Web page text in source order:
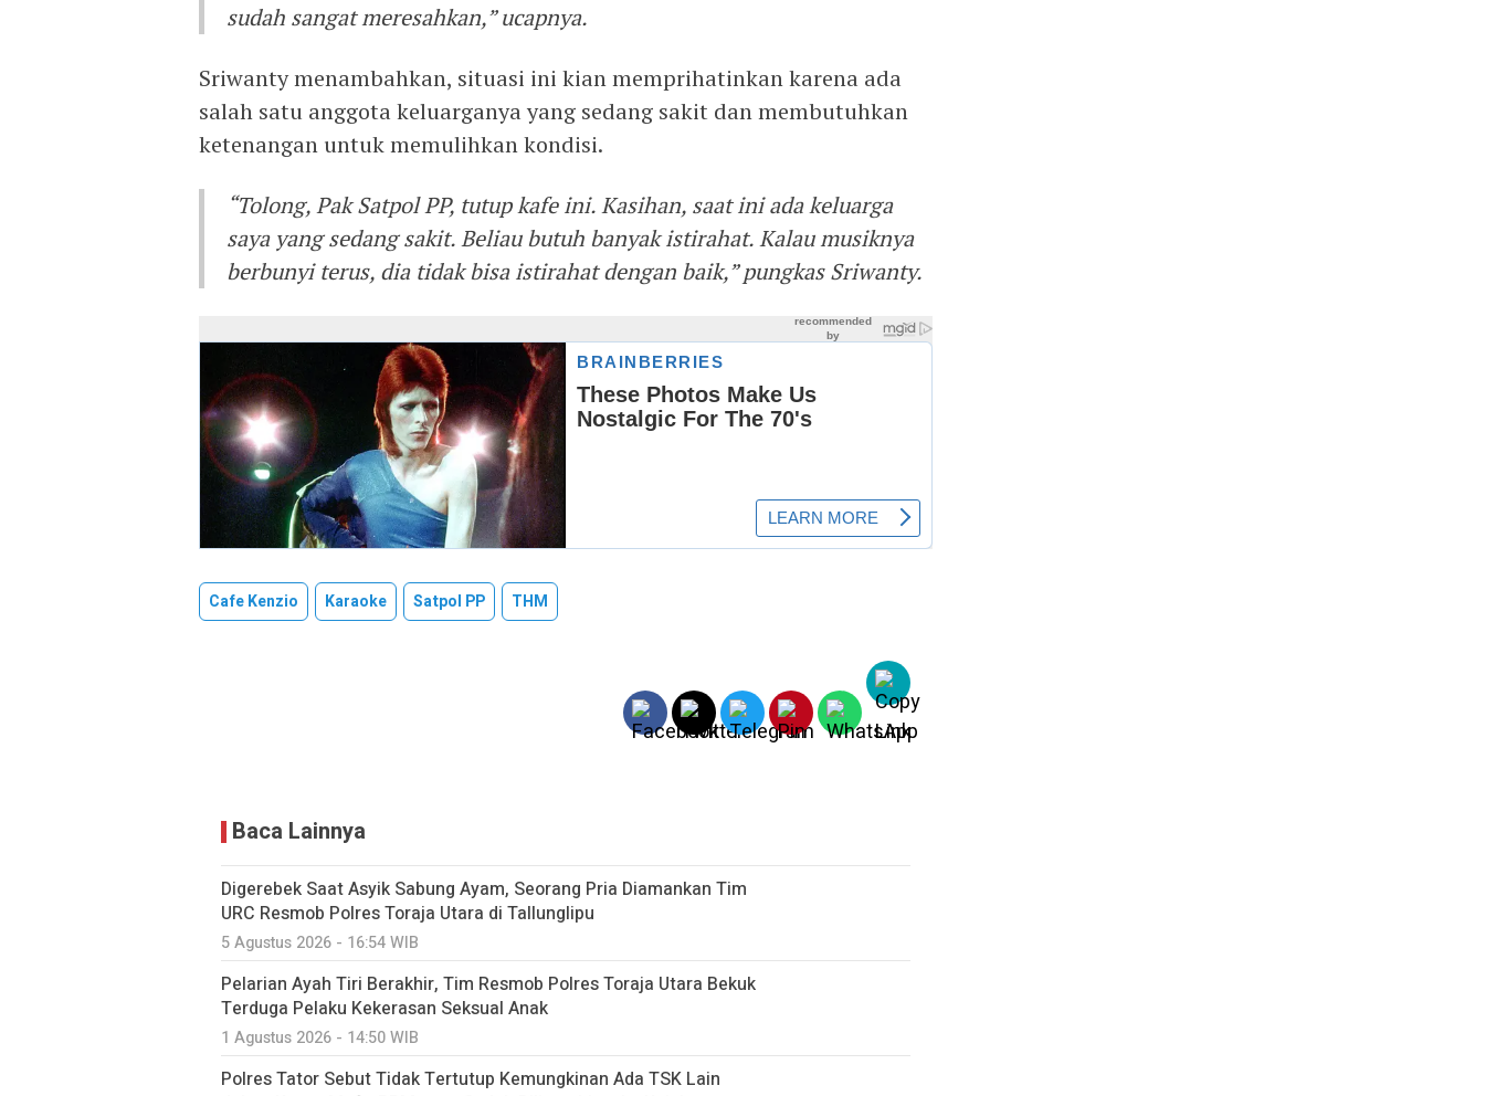
sudah sangat meresahkan,” ucapnya.
Sriwanty menambahkan, situasi ini kian memprihatinkan karena ada
salah satu anggota keluarganya yang sedang sakit dan membutuhkan
ketenangan untuk memulihkan kondisi.
“Tolong, Pak Satpol PP, tutup kafe ini. Kasihan, saat ini ada keluarga
saya yang sedang sakit. Beliau butuh banyak istirahat. Kalau musiknya
berbunyi terus, dia tidak bisa istirahat dengan baik,” pungkas Sriwanty.
Cafe Kenzio Karaoke Satpol PP THM
Baca Lainnya
Digerebek Saat Asyik Sabung Ayam, Seorang Pria Diamankan Tim
URC Resmob Polres Toraja Utara di Tallunglipu ​
5 Agustus 2026 - 16:54 WIB
Pelarian Ayah Tiri Berakhir, Tim Resmob Polres Toraja Utara Bekuk
Terduga Pelaku Kekerasan Seksual Anak
1 Agustus 2026 - 14:50 WIB
Polres Tator Sebut Tidak Tertutup Kemungkinan Ada TSK Lain